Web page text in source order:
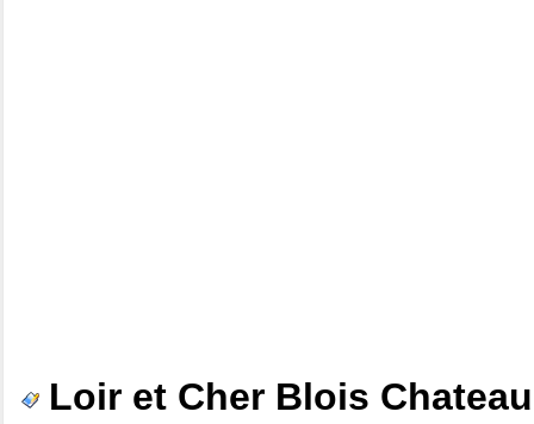
Loir et Cher Blois